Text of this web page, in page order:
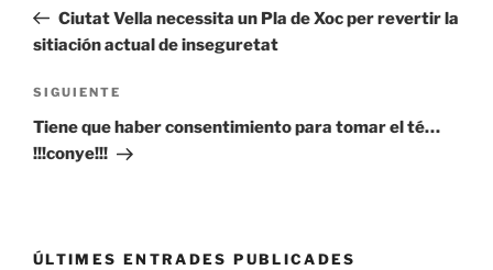
entradas
anterior:
Ciutat Vella necessita un Pla de Xoc per revertir la
sitiación actual de inseguretat
Siguiente
entrada
SIGUIENTE
Tiene que haber consentimiento para tomar el té…
!!!conye!!!
ÚLTIMES ENTRADES PUBLICADES